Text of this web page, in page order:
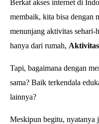
Berkat akses internet di
membaik, kita bisa dengan
menunjang aktivitas
hanya dari rumah,
Tapi, bagaimana dengan
sama? Baik terkendala
lainnya?
Meskipun begitu, nyatanya